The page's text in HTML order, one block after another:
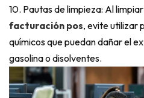
10. Pautas de limpieza: Al
facturación pos, evite utilizar
químicos que puedan dañar el
gasolina o disolventes.